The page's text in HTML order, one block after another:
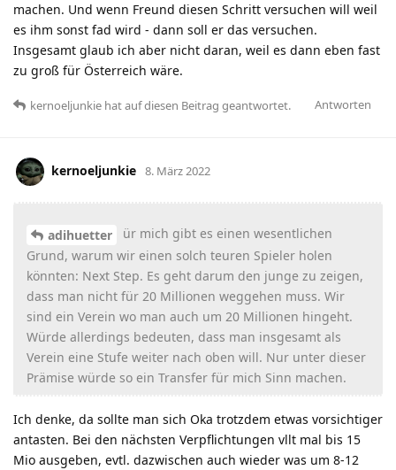
machen. Und wenn Freund diesen Schritt versuchen will weil
es ihm sonst fad wird - dann soll er das versuchen.
Insgesamt glaub ich aber nicht daran, weil es dann eben fast
zu groß für Österreich wäre.
Antworten
kernoeljunkie hatauf diesen Beitrag geantwortet.
kernoeljunkie 8. März 2022
adihuetter
ür mich gibt es einen wesentlichen
Grund, warum wir einen solch teuren Spieler holen
könnten: Next Step. Es geht darum den junge zu zeigen,
dass man nicht für 20 Millionen weggehen muss. Wir
sind ein Verein wo man auch um 20 Millionen hingeht.
Würde allerdings bedeuten, dass man insgesamt als
Verein eine Stufe weiter nach oben will. Nur unter dieser
Prämise würde so ein Transfer für mich Sinn machen.
Ich denke, da sollte man sich Oka trotzdem etwas vorsichtiger
antasten. Bei den nächsten Verpflichtungen vllt mal bis 15
Mio ausgeben, evtl. dazwischen auch wieder was um 8-12